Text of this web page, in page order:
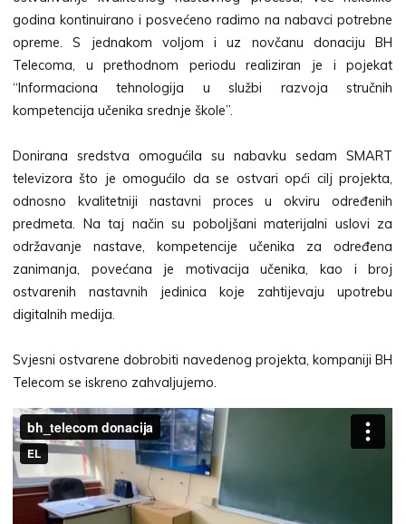
godina kontinuirano i posvećeno radimo na nabavci potrebne
opreme. S jednakom voljom i uz novčanu donaciju BH
Telecoma, u prethodnom periodu realiziran je i pojekat
“Informaciona tehnologija u službi razvoja stručnih
kompetencija učenika srednje škole”.
Donirana sredstva omogućila su nabavku sedam SMART
televizora što je omogućilo da se ostvari opći cilj projekta,
odnosno kvalitetniji nastavni proces u okviru određenih
predmeta. Na taj način su poboljšani materijalni uslovi za
održavanje nastave, kompetencije učenika za određena
zanimanja, povećana je motivacija učenika, kao i broj
ostvarenih nastavnih jedinica koje zahtijevaju upotrebu
digitalnih medija.
Svjesni ostvarene dobrobiti navedenog projekta, kompaniji BH
Telecom se iskreno zahvaljujemo.